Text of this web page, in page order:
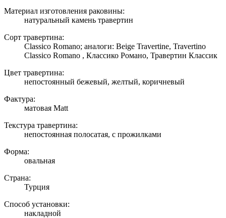
Материал изготовления раковины:
натуральный камень травертин
Сорт травертина:
Classico Romano; аналоги: Beige Travertine, Travertino
Classico Romano , Классико Романо, Травертин Классик
Цвет травертина:
непостоянный бежевый, желтый, коричневый
Фактура:
матовая Matt
Текстура травертина:
непостоянная полосатая, с прожилками
Форма:
овальная
Страна:
Турция
Способ установки:
накладной